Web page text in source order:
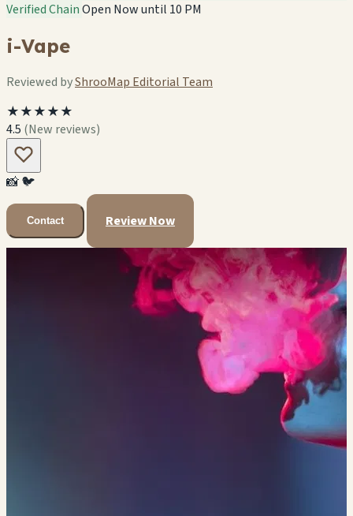
Verified ChainOpen Now until 10 PM
i-Vape
Reviewed byShrooMap Editorial Team
★★★★★
4.5 (New reviews)
📸🐦
Contact Review Now